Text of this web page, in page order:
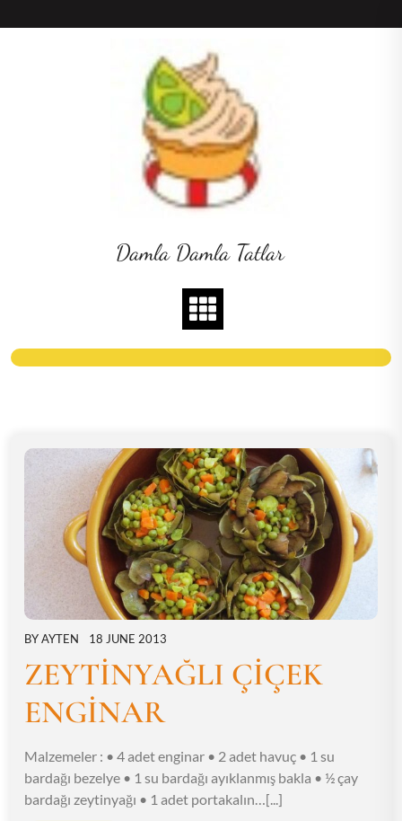
to
Damla Damla Tatlar
BYAYTEN 18 JUNE 2013
ZEYTİNYAĞLI ÇİÇEK
ENGİNAR
Malzemeler : • 4 adet enginar • 2 adet havuç • 1 su
bardağı bezelye • 1 su bardağı ayıklanmış bakla • ½ çay
bardağı zeytinyağı • 1 adet portakalın…[...]